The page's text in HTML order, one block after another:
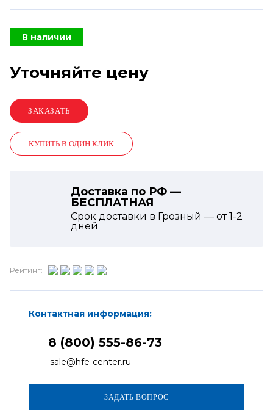
В наличии
Уточняйте цену
КУПИТЬ В ОДИН КЛИК
Доставка по РФ —
БЕСПЛАТНАЯ
Срок доставки в Грозный — от1-2
дней
Рейтинг:
Контактная информация:
8 (800) 555-86-73
sale@hfe-center.ru